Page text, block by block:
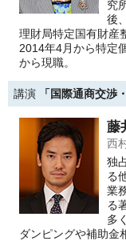
究
後
理財局特定国有財産
2014年4月から特定
から現職。
講演 「国際通商交渉
藤
西
独
る
業
る
多
ダンピングや補助金